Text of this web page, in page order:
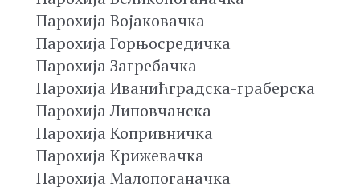
Парохија Војаковачка
Парохија Горњосредичка
Парохија Загребачка
Парохија Иванићградска-граберска
Парохија Липовчанска
Парохија Копривничка
Парохија Крижевачка
Парохија Малопоганачка